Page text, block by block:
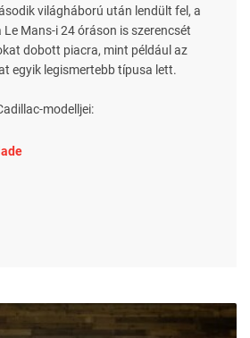
világháború után lendült fel, a
Mans-i 24 óráson is szerencsét
dobott piacra, mint például az
egyik legismertebb típusa lett.
modelljei: